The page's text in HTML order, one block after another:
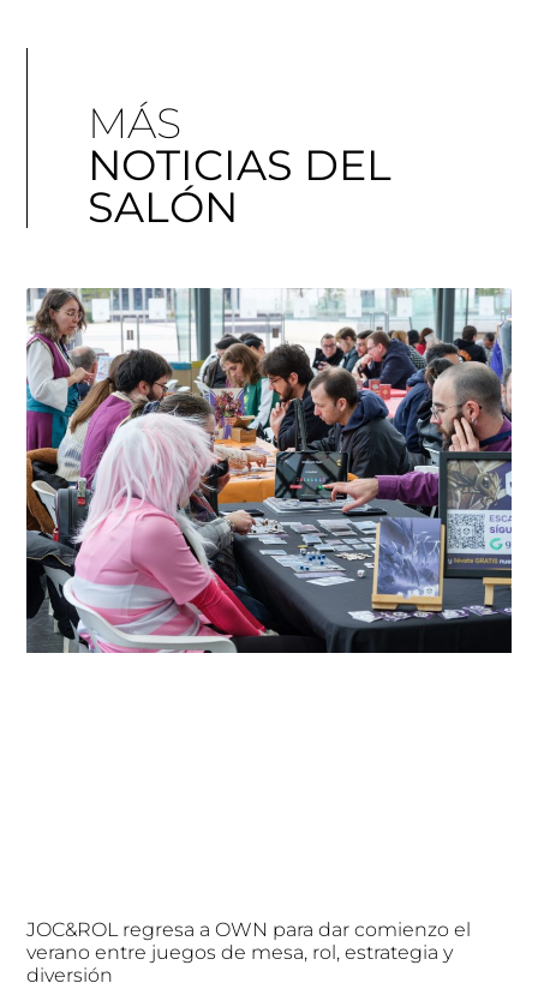
MÁS
NOTICIAS DEL
SALÓN
JOC&ROL regresa a OWN para dar comienzo el
verano entre juegos de mesa, rol, estrategia y
diversión